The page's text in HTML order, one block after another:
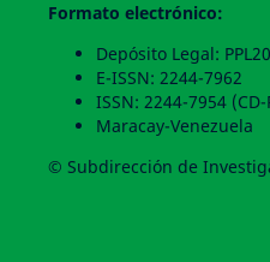
Formato electrónico:
Depósito Legal:
E-ISSN: 2244-7962
ISSN: 2244-7954
Maracay-Venezuela
© Subdirección de